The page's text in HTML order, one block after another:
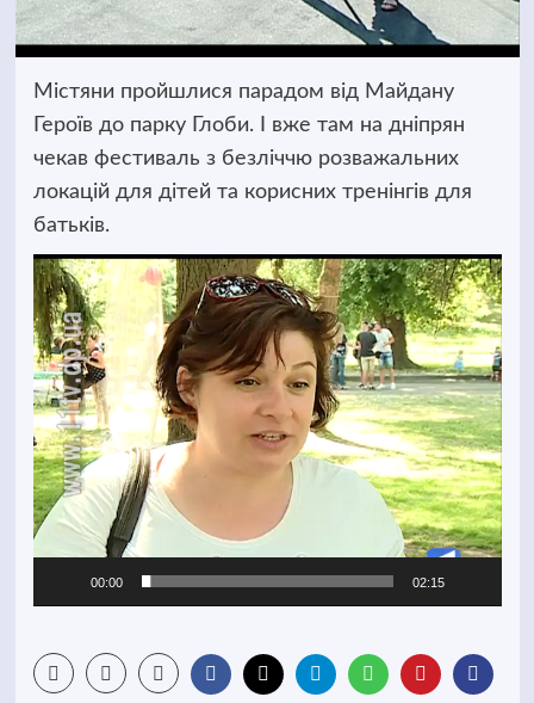
Містяни пройшлися парадом від Майдану
Героїв до парку Глоби. І вже там на дніпрян
чекав фестиваль з безліччю розважальних
локацій для дітей та корисних тренінгів для
батьків.
Відеопрогравач
00:00 02:15